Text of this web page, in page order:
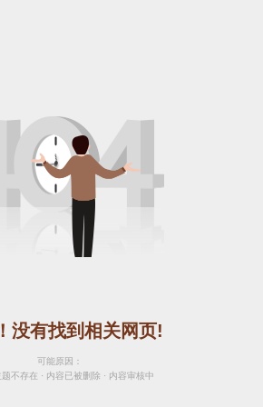
没有找到相关网页!
可能原因：
不存在 · 内容已被删除 · 内容审核中